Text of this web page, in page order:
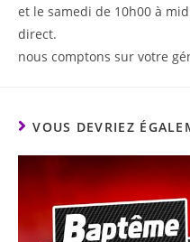
et le samedi de 10h00 à
direct.
nous comptons sur votre
VOUS DEVRIEZ